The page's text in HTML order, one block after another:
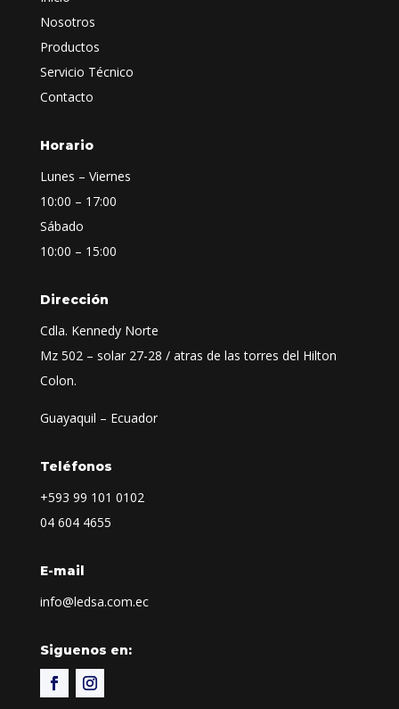
Nosotros
Productos
Servicio Técnico
Contacto
Horario
Lunes – Viernes
10:00 – 17:00
Sábado
10:00 – 15:00
Dirección
Cdla. Kennedy Norte
Mz 502 – solar 27-28 / atras de las torres del Hilton
Colon.
Guayaquil – Ecuador
Teléfonos
+593 99 101 0102
04 604 4655
E-mail
info@ledsa.com.ec
Siguenos en: